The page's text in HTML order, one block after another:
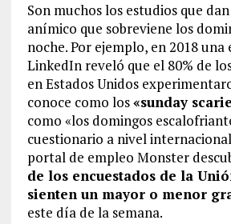
Son muchos los estudios que
anímico que sobreviene los
noche. Por ejemplo, en 2018 una
LinkedIn reveló que el 80% de
en Estados Unidos
conoce como los«sunday
como «los domingos
cuestionario a nivel
portal de empleo Monster
de los encuestados de la
sienten un mayor o menor
este día de la semana.